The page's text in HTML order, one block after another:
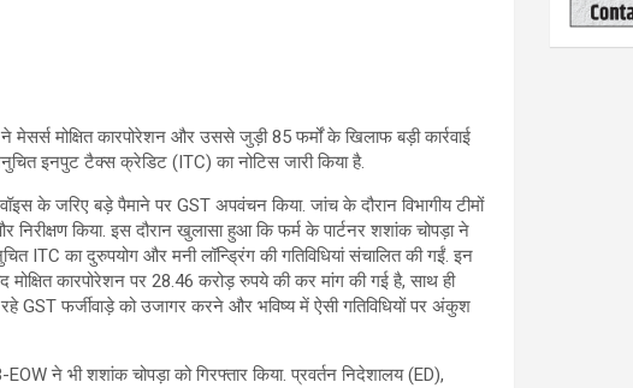
मोक्षित कारपोरेशन और उससे जुड़ी 85 फर्मों के खिलाफ बड़ी कार्रवाई
इनपुट टैक्स क्रेडिट (ITC) का नोटिस जारी किया है.
के जरिए बड़े पैमाने पर GST अपवंचन किया. जांच के दौरान विभागीय टीमों
किया. इस दौरान खुलासा हुआ कि फर्म के पार्टनर शशांक चोपड़ा ने
ITC का दुरुपयोग और मनी लॉन्ड्रिंग की गतिविधियां संचालित की गईं. इन
कारपोरेशन पर 28.46 करोड़ रुपये की कर मांग की गई है, साथ ही
GST फर्जीवाड़े को उजागर करने और भविष्य में ऐसी गतिविधियों पर अंकुश
ने भी शशांक चोपड़ा को गिरफ्तार किया. प्रवर्तन निदेशालय (ED),